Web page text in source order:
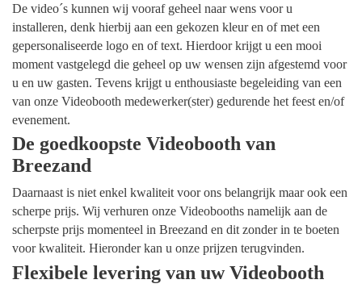
De video´s kunnen wij vooraf geheel naar wens voor u
installeren, denk hierbij aan een gekozen kleur en of met een
gepersonaliseerde logo en of text. Hierdoor krijgt u een mooi
moment vastgelegd die geheel op uw wensen zijn afgestemd voor
u en uw gasten. Tevens krijgt u enthousiaste begeleiding van een
van onze Videobooth medewerker(ster) gedurende het feest en/of
evenement.
De goedkoopste Videobooth van
Breezand
Daarnaast is niet enkel kwaliteit voor ons belangrijk maar ook een
scherpe prijs. Wij verhuren onze Videobooths namelijk aan de
scherpste prijs momenteel in Breezand en dit zonder in te boeten
voor kwaliteit. Hieronder kan u onze prijzen terugvinden.
Flexibele levering van uw Videobooth